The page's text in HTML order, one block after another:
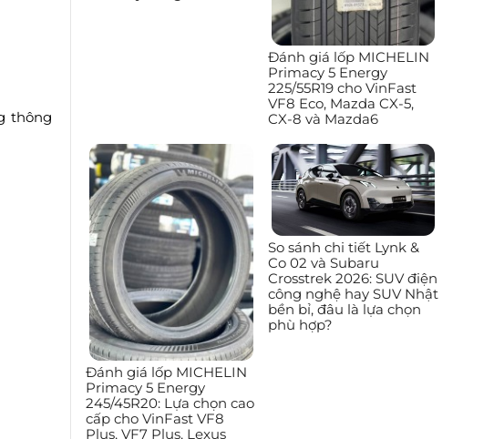
thông
Đánh giá lốp MICHELIN
Primacy 5 Energy
225/55R19 cho VinFast
VF8 Eco, Mazda CX-5,
CX-8 và Mazda6
Đánh giá lốp MICHELIN
Primacy 5 Energy
245/45R20: Lựa chọn cao
cấp cho VinFast VF8
Plus, VF7 Plus, Lexus
So sánh chi tiết Lynk &
Co 02 và Subaru
Crosstrek 2026: SUV điện
công nghệ hay SUV Nhật
bền bỉ, đâu là lựa chọn
phù hợp?